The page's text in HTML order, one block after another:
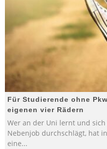
Für Studierende ohne
eigenen vier Rädern
Wer an der Uni lernt und
Nebenjob durchschlägt, hat
eine...